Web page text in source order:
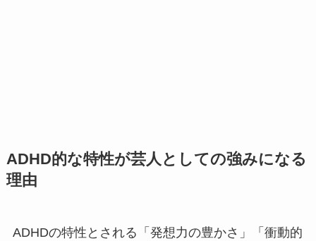
ADHD的な特性が芸人としての強みになる
理由
ADHDの特性とされる「発想力の豊かさ」「衝動的